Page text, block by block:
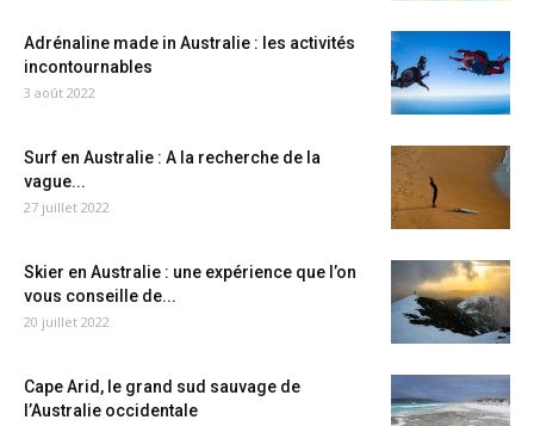
Adrénaline made in Australie : les activités
incontournables
3 août 2022
Surf en Australie : A la recherche de la
vague...
27 juillet 2022
Skier en Australie : une expérience que l’on
vous conseille de...
20 juillet 2022
Cape Arid, le grand sud sauvage de
l’Australie occidentale